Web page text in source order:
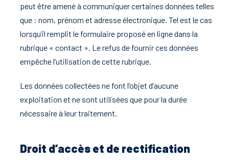
peut être amené à communiquer certaines données telles
que : nom, prénom et adresse électronique. Tel est le cas
lorsqu’il remplit le formulaire proposé en ligne dans la
rubrique « contact ». Le refus de fournir ces données
empêche l’utilisation de cette rubrique.
Les données collectées ne font l’objet d’aucune
exploitation et ne sont utilisées que pour la durée
nécessaire à leur traitement.
Droit d’accès et de rectification